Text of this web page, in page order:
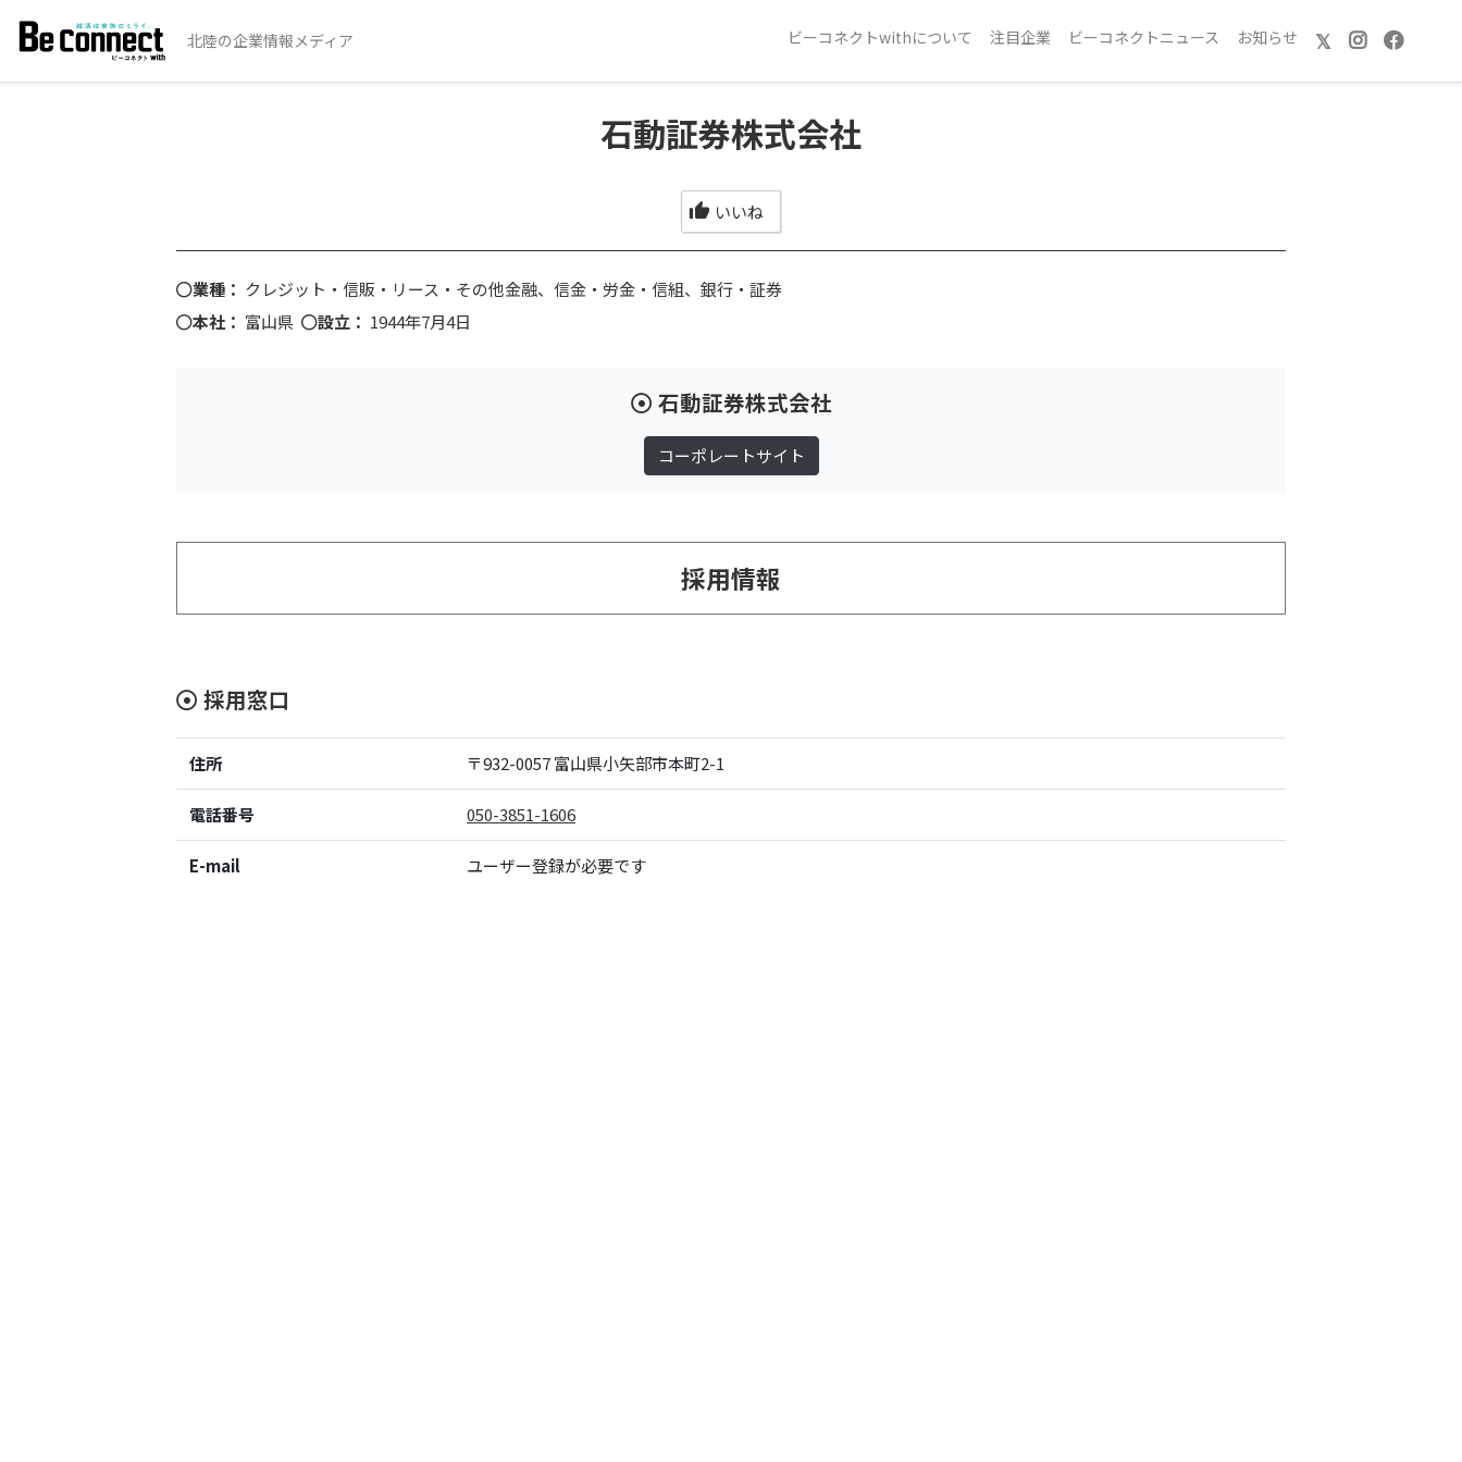
北陸の企業情報メディア ビーコネクトwithについて 注目企業 ビーコネクトニュース お知らせ 𝕏
石動証券株式会社
いいね
業種： クレジット・信販・リース・その他金融、信金・労金・信組、銀行・証券
本社： 富山県 設立： 1944年7月4日
石動証券株式会社
コーポレートサイト
採用情報
採用窓口
住所 〒932-0057富山県小矢部市本町2-1
電話番号 050-3851-1606
E-mail ユーザー登録が必要です